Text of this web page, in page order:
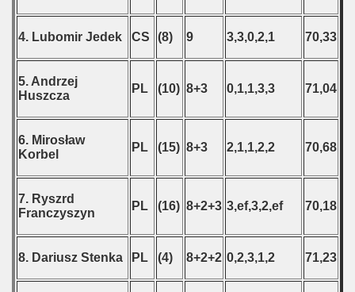
4. Lubomir Jedek CS (8) 9 3,3,0,2,1 70,33
5. Andrzej
Huszcza
PL (10) 8+3 0,1,1,3,3 71,04
6. Mirosław
Korbel
PL (15) 8+3 2,1,1,2,2 70,68
7. Ryszrd
Franczyszyn
PL (16) 8+2+3 3,ef,3,2,ef 70,18
8. Dariusz Stenka PL (4) 8+2+2 0,2,3,1,2 71,23